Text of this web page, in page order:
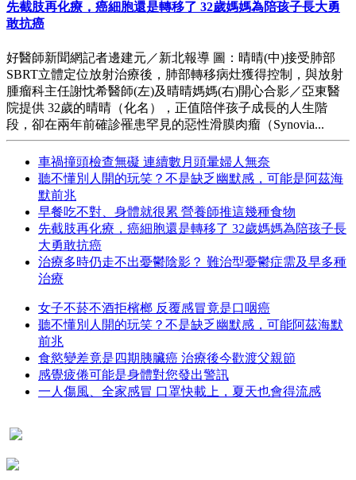
先截肢再化療，癌細胞還是轉移了 32歲媽媽為陪孩子長大勇
敢抗癌
好醫師新聞網記者邊建元／新北報導 圖：晴晴(中)接受肺部
SBRT立體定位放射治療後，肺部轉移病灶獲得控制，與放射
腫瘤科主任謝忱希醫師(左)及晴晴媽媽(右)開心合影／亞東醫
院提供 32歲的晴晴（化名），正值陪伴孩子成長的人生階
段，卻在兩年前確診罹患罕見的惡性滑膜肉瘤（Synovia...
車禍撞頭檢查無礙 連續數月頭暈婦人無奈
聽不懂別人開的玩笑？不是缺乏幽默感，可能是阿茲海
默前兆
早餐吃不對、身體就很累 營養師推這幾種食物
先截肢再化療，癌細胞還是轉移了 32歲媽媽為陪孩子長
大勇敢抗癌
治療多時仍走不出憂鬱陰影？ 難治型憂鬱症需及早多種
治療
女子不菸不酒拒檳榔 反覆感冒竟是口咽癌
聽不懂別人開的玩笑？不是缺乏幽默感，可能阿茲海默
前兆
食慾變差竟是四期胰臟癌 治療後今歡渡父親節
感覺疲倦可能是身體對您發出警訊
一人傷風、全家感冒 口罩快載上，夏天也會得流感